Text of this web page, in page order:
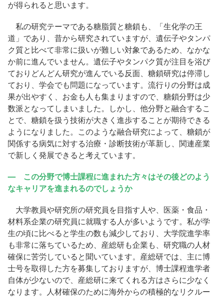
が得られると思います。
私の研究テーマである糖脂質と糖鎖も、「生化学の王
道」であり、昔から研究されていますが、遺伝子やタンパ
ク質と比べて非常に扱いが難しい対象であるため、なかな
か前に進んでいません。遺伝子やタンパク質が注目を浴び
ておりどんどん研究が進んでいる反面、糖鎖研究は停滞し
ており、学会でも問題になっています。流行りの分野は成
果が出やすく、お金も人も集まりますので、糖鎖分野は少
数派となってしまいました。しかし、他分野と融合するこ
とで、糖鎖を扱う技術が大きく進歩することが期待できる
ようになりました。このような融合研究によって、糖鎖が
関係する病気に対する治療・診断技術が革新し、関連産業
で新しく発展できると考えています。
― この分野で博士課程に進まれた方々はその後どのよう
なキャリアを進まれるのでしょうか
大学教員や研究所の研究員を目指す人や、医薬・食品・
材料系企業の研究員に就職する人が多いようです。私が学
生の頃に比べると学生の数も減少しており、大学院進学率
も非常に落ちているため、産総研も企業も、研究職の人材
確保に苦労していると聞いています。産総研では、主に博
士号を取得した方を募集しておりますが、博士課程進学者
自体が少ないので、産総研に来てくれる方はさらに少なく
なります。人材確保のために海外からの積極的なリクルー